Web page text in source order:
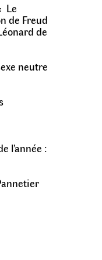
Le
de Freud
de
neutre
l’année :